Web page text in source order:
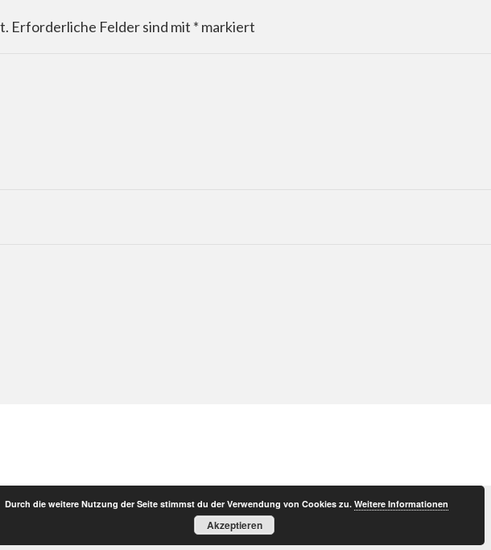
Erforderliche Felder sind mit * markiert
Durch die weitere Nutzung der Seite stimmst du der Verwendung von Cookies zu. Weitere Informationen
Akzeptieren